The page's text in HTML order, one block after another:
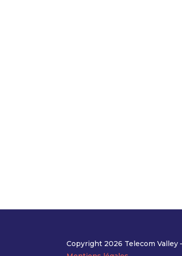
Copyright 2026 Telecom Valley